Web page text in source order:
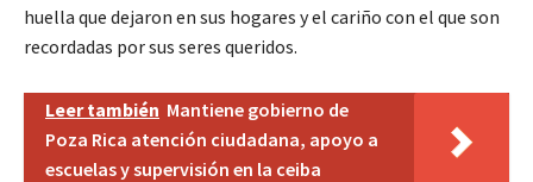
huella que dejaron en sus hogares y el cariño con el que son
recordadas por sus seres queridos.
Leer también Mantiene gobierno de
Poza Rica atención ciudadana, apoyo a
escuelas y supervisión en la ceiba